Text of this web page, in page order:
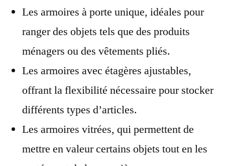
Les armoires à porte unique, idéales pour
ranger des objets tels que des produits
ménagers ou des vêtements pliés.
Les armoires avec étagères ajustables,
offrant la flexibilité nécessaire pour stocker
différents types d’articles.
Les armoires vitrées, qui permettent de
mettre en valeur certains objets tout en les